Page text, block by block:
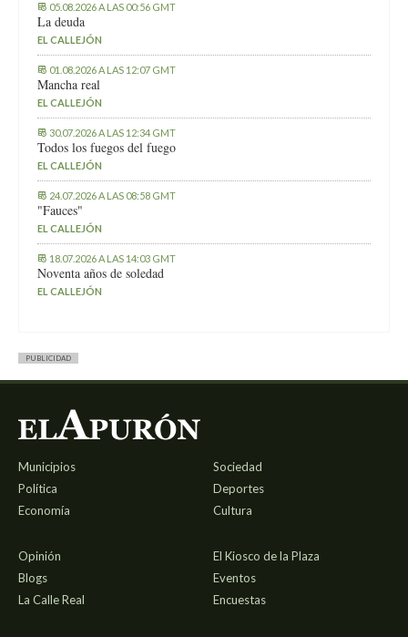
05.08.2026 A LAS 00:56 GMT
La deuda
EL CALLEJÓN
01.08.2026 A LAS 12:07 GMT
Mancha real
EL CALLEJÓN
30.07.2026 A LAS 12:34 GMT
Todos los fuegos del fuego
EL CALLEJÓN
24.07.2026 A LAS 08:58 GMT
"Fauces"
EL CALLEJÓN
18.07.2026 A LAS 14:03 GMT
Noventa años de soledad
EL CALLEJÓN
PUBLICIDAD
Municipios
Política
Economía
Sociedad
Deportes
Cultura
Opinión
Blogs
La Calle Real
El Kiosco de la Plaza
Eventos
Encuestas